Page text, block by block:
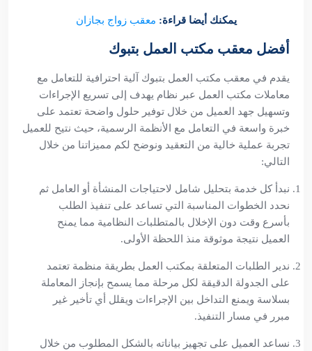
يمكنك أيضا قراءة: معقب زواج بجازان
أفضل معقب مكتب العمل بتبوك
يقدم في معقب مكتب العمل بتبوك آلية احترافية للتعامل مع
معاملات مكتب العمل عبر نظام يهدف إلى تسريع الإجراءات
وتسهيل جهد العميل من خلال توفير حلول واضحة تعتمد على
خبرة واسعة في التعامل مع الأنظمة الرسمية، حيث نتيح للعميل
تجربة عملية خالية من التعقيد ونوضح لكم مميزاتنا من خلال
التالي:
نبدأ كل خدمة بتحليل شامل لاحتياجات المنشأة أو العامل ثم
نحدد الخطوات المناسبة التي تساعد على تنفيذ الطلب
بأسرع وقت دون الإخلال بالمتطلبات النظامية مما يمنح
العميل نتيجة موثوقة منذ اللحظة الأولى.
ندير الطلبات المتعلقة بمكتب العمل بطريقة منظمة تعتمد
على الجدولة الدقيقة لكل مرحلة مما يسمح بإنجاز المعاملة
بسلاسة ويمنع التداخل بين الإجراءات ويقلل أي تأخير غير
مبرر في مسار التنفيذ.
نساعد العميل على تجهيز بياناته بالشكل المطلوب من خلال